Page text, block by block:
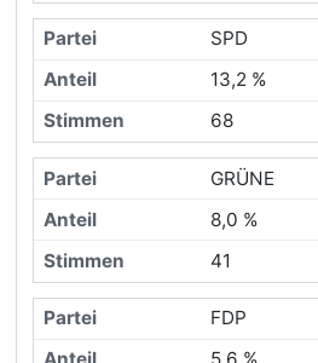
SPD
13,2 %
68
GRÜNE
8,0 %
41
FDP